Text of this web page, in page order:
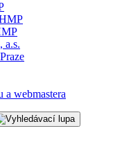
a.s.
a webmastera